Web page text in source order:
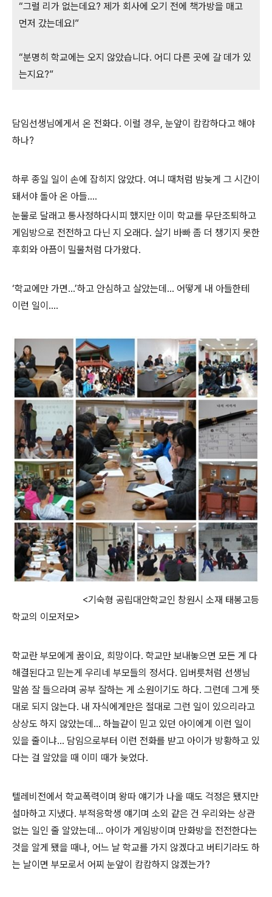
“그럴 리가 없는데요? 제가 회사에 오기 전에 책가방을 매고
먼저 갔는데요!”
“분명히 학교에는 오지 않았습니다. 어디 다른 곳에 갈 데가 있
는지요?”
담임선생님에게서 온 전화다. 이럴 경우, 눈앞이 캄캄하다고 해야
하나?
하루 종일 일이 손에 잡히지 않았다. 여니 때처럼 밤늦게 그 시간이
돼서야 돌아 온 아들....
눈물로 달래고 통사정하다시피 했지만 이미 학교를 무단조퇴하고
게임방으로 전전하고 다닌 지 오래다. 살기 바빠 좀 더 챙기지 못한
후회와 아픔이 밀물처럼 다가왔다.
‘학교에만 가면...’하고 안심하고 살았는데... 어떻게 내 아들한테
이런 일이....
<기숙형 공립대안학교인 창원시 소재 태봉고등
학교의 이모저모>
학교란 부모에게 꿈이요, 희망이다. 학교만 보내놓으면 모든 게 다
해결된다고 믿는게 우리네 부모들의 정서다. 입버릇처럼 선생님
말씀 잘 들으라며 공부 잘하는 게 소원이기도 하다. 그런데 그게 뜻
대로 되지 않는다. 내 자식에게만은 절대로 그런 일이 있으리라고
상상도 하지 않았는데... 하늘같이 믿고 있던 아이에게 이런 일이
있을 줄이냐... 담임으로부터 이런 전화를 받고 아이가 방황하고 있
다는 걸 알았을 때 이미 때가 늦었다.
텔레비전에서 학교폭력이며 왕따 얘기가 나올 때도 걱정은 됐지만
설마하고 지냈다. 부적응학생 얘기며 소외 같은 건 우리와는 상관
없는 일인 줄 알았는데... 아이가 게임방이며 만화방을 전전한다는
것을 알게 됐을 때나, 어느 날 학교를 가지 않겠다고 버티기라도 하
는 날이면 부모로서 어찌 눈앞이 캄캄하지 않겠는가?